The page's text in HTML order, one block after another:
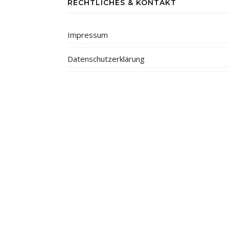
RECHTLICHES & KONTAKT
Impressum
Datenschutzerklärung